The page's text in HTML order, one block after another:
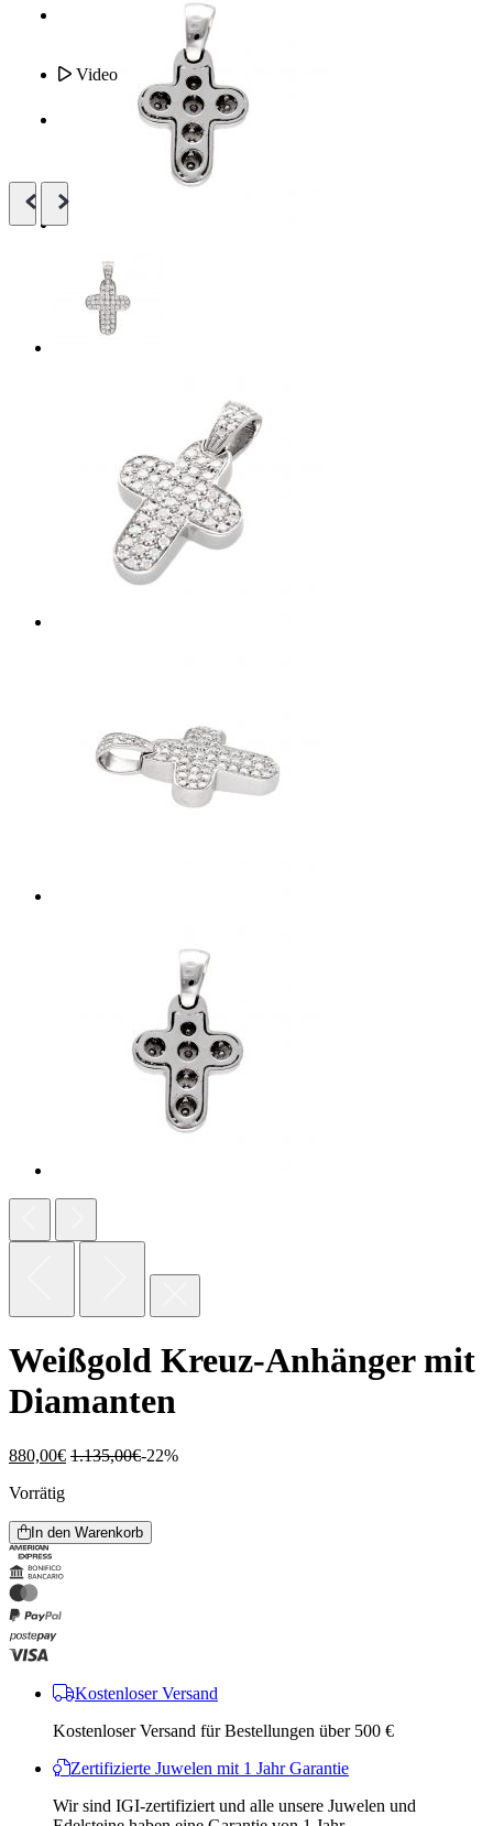
Video
Weißgold Kreuz-Anhänger mit
Diamanten
880,00€ 1.135,00€-22%
Vorrätig
In den Warenkorb
Kostenloser Versand
Kostenloser Versand für Bestellungen über 500 €
Zertifizierte Juwelen mit 1 Jahr Garantie
Wir sind IGI-zertifiziert und alle unsere Juwelen und